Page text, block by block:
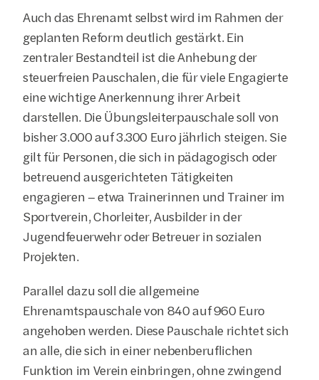
Auch das Ehrenamt selbst wird im Rahmen der
geplanten Reform deutlich gestärkt. Ein
zentraler Bestandteil ist die Anhebung der
steuerfreien Pauschalen, die für viele Engagierte
eine wichtige Anerkennung ihrer Arbeit
darstellen. Die Übungsleiterpauschale soll von
bisher 3.000 auf 3.300 Euro jährlich steigen. Sie
gilt für Personen, die sich in pädagogisch oder
betreuend ausgerichteten Tätigkeiten
engagieren – etwa Trainerinnen und Trainer im
Sportverein, Chorleiter, Ausbilder in der
Jugendfeuerwehr oder Betreuer in sozialen
Projekten.
Parallel dazu soll die allgemeine
Ehrenamtspauschale von 840 auf 960 Euro
angehoben werden. Diese Pauschale richtet sich
an alle, die sich in einer nebenberuflichen
Funktion im Verein einbringen, ohne zwingend